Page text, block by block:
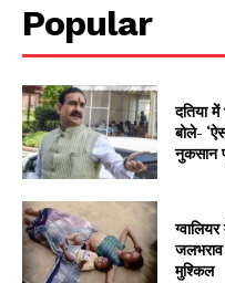
Popular
दतिया में
बोले-
नुकसान
मुश्किल